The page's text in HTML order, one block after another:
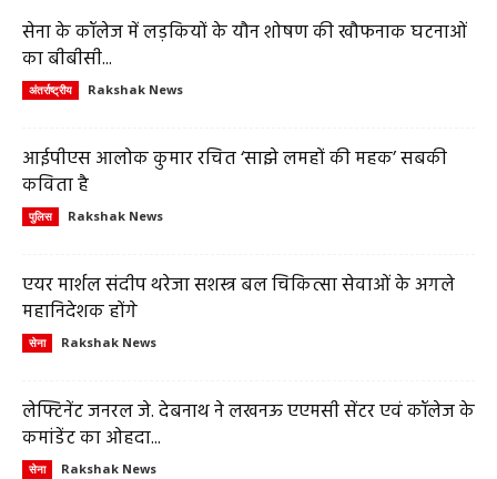
सेना के कॉलेज में लड़कियों के यौन शोषण की खौफनाक घटनाओं
का बीबीसी...
अंतर्राष्ट्रीय Rakshak News
आईपीएस आलोक कुमार रचित ‘साझे लमहों की महक’ सबकी
कविता है
पुलिस Rakshak News
एयर मार्शल संदीप थरेजा सशस्त्र बल चिकित्सा सेवाओं के अगले
महानिदेशक होंगे
सेना Rakshak News
लेफ्टिनेंट जनरल जे. देबनाथ ने लखनऊ एएमसी सेंटर एवं कॉलेज के
कमांडेंट का ओहदा...
सेना Rakshak News